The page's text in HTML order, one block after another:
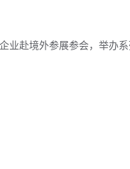
赴境外参展参会，举办系